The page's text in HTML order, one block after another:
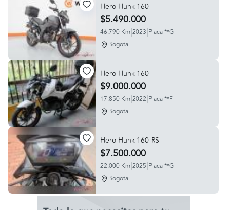
Hero Hunk 160
$5.490.000
46.790 Km|2023|Placa **G
Bogota
Hero Hunk 160
$9.000.000
17.850 Km|2022|Placa **F
Bogota
Hero Hunk 160 RS
$7.500.000
22.000 Km|2025|Placa **G
Bogota